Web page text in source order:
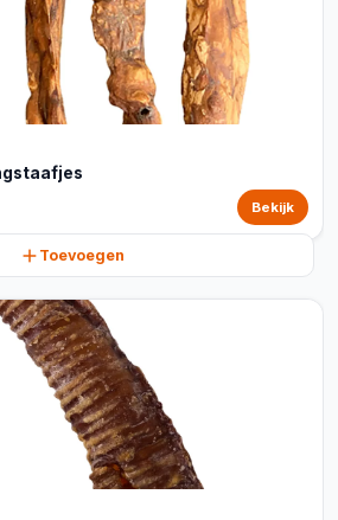
Bekijk
Toevoegen